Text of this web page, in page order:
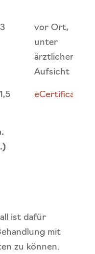
vor Ort,
unter
ärztlicher
Aufsicht
eCertification
ist dafür
mit
zu können.